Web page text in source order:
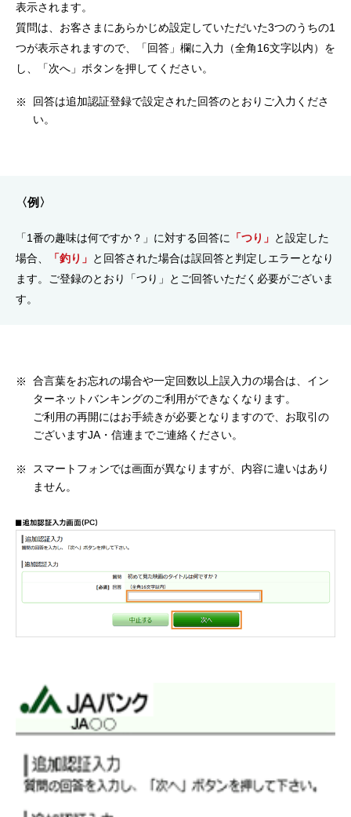
表示されます。
質問は、お客さまにあらかじめ設定していただいた3つのうちの1
つが表示されますので、「回答」欄に入力（全角16文字以内）を
し、「次へ」ボタンを押してください。
回答は追加認証登録で設定された回答のとおりご入力くださ
い。
〈例〉
「1番の趣味は何ですか？」に対する回答に 「つり」 と設定した
場合、
「釣り」 と回答された場合は誤回答と判定しエラーとなり
ます。ご登録のとおり「つり」とご回答いただく必要がございま
す。
合言葉をお忘れの場合や一定回数以上誤入力の場合は、イン
ターネットバンキングのご利用ができなくなります。
ご利用の再開にはお手続きが必要となりますので、お取引の
ございますJA・信連までご連絡ください。
スマートフォンでは画面が異なりますが、内容に違いはあり
ません。